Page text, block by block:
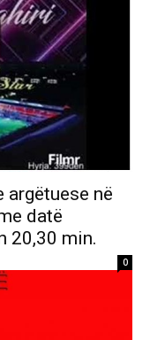
në
datë
20,30 min.
0